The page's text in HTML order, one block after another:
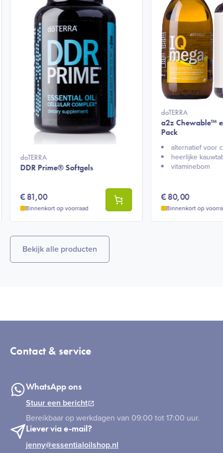
doTERRA
DDR Prime® Softgels
€81,00
Binnenkort op voorraad
doTERRA
a2z Chewable™
Pack
alternatief voor
heerlijke
vitaminebom
€80,00
Binnenkort op
Bekijk alle producten
Contact & service
WhatsApp ons
Stuur een bericht
Bereikbaar op werkdagen van 09:00 tot 17:00 uur.
Liever via e-mail?
jenny@essentialoilshop.nl